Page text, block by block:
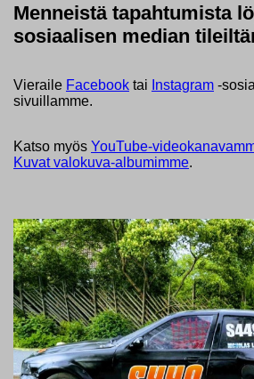
Menneistä tapahtumista
sosiaalisen median
Vieraile Facebook tai Instagram -
sivuillamme.
Katso myös YouTube-
Kuvat valokuva-albumimme.